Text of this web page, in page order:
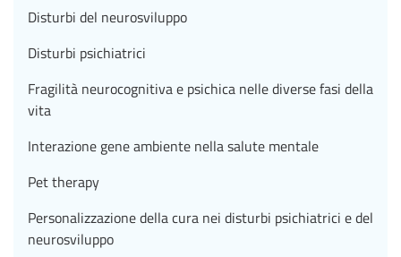
Disturbi del neurosviluppo
Disturbi psichiatrici
Fragilità neurocognitiva e psichica nelle diverse fasi della
vita
Interazione gene ambiente nella salute mentale
Pet therapy
Personalizzazione della cura nei disturbi psichiatrici e del
neurosviluppo